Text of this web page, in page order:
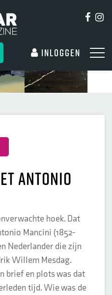
Inloggen
Antonio
hoek. Dat
Mancini (1852-
Nederlander die zijn
Willem Mesdag.
brief en plots was dat
tijd. Wie was de